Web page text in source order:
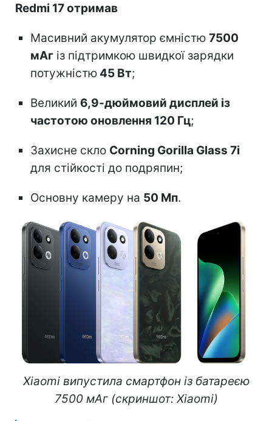
Redmi 17 отримав
Масивний акумулятор ємністю 7500
мАг із підтримкою швидкої зарядки
потужністю 45 Вт;
Великий 6,9-дюймовий дисплей із
частотою оновлення 120 Гц;
Захисне скло Corning Gorilla Glass 7i
для стійкості до подряпин;
Основну камеру на 50 Мп.
Xiaomi випустила смартфон із батареєю
7500 мАг (скриншот: Xiaomi)